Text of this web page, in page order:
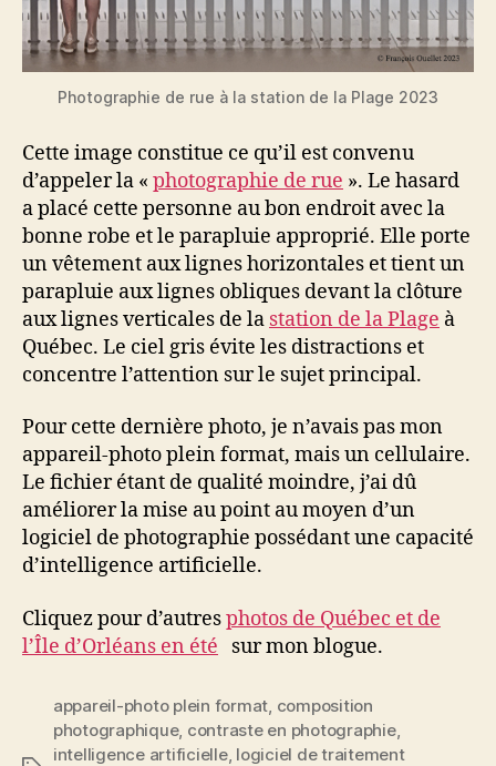
Photographie de rue à la station de la Plage 2023
Cette image constitue ce qu’il est convenu
d’appeler la « photographie de rue ». Le hasard
a placé cette personne au bon endroit avec la
bonne robe et le parapluie approprié. Elle porte
un vêtement aux lignes horizontales et tient un
parapluie aux lignes obliques devant la clôture
aux lignes verticales de la station de la Plage à
Québec. Le ciel gris évite les distractions et
concentre l’attention sur le sujet principal.
Pour cette dernière photo, je n’avais pas mon
appareil-photo plein format, mais un cellulaire.
Le fichier étant de qualité moindre, j’ai dû
améliorer la mise au point au moyen d’un
logiciel de photographie possédant une capacité
d’intelligence artificielle.
Cliquez pour d’autresphotos de Québec et de
l’Île d’Orléans en été sur mon blogue.
appareil-photo plein format, composition
photographique, contraste en photographie,
intelligence artificielle, logiciel de traitement